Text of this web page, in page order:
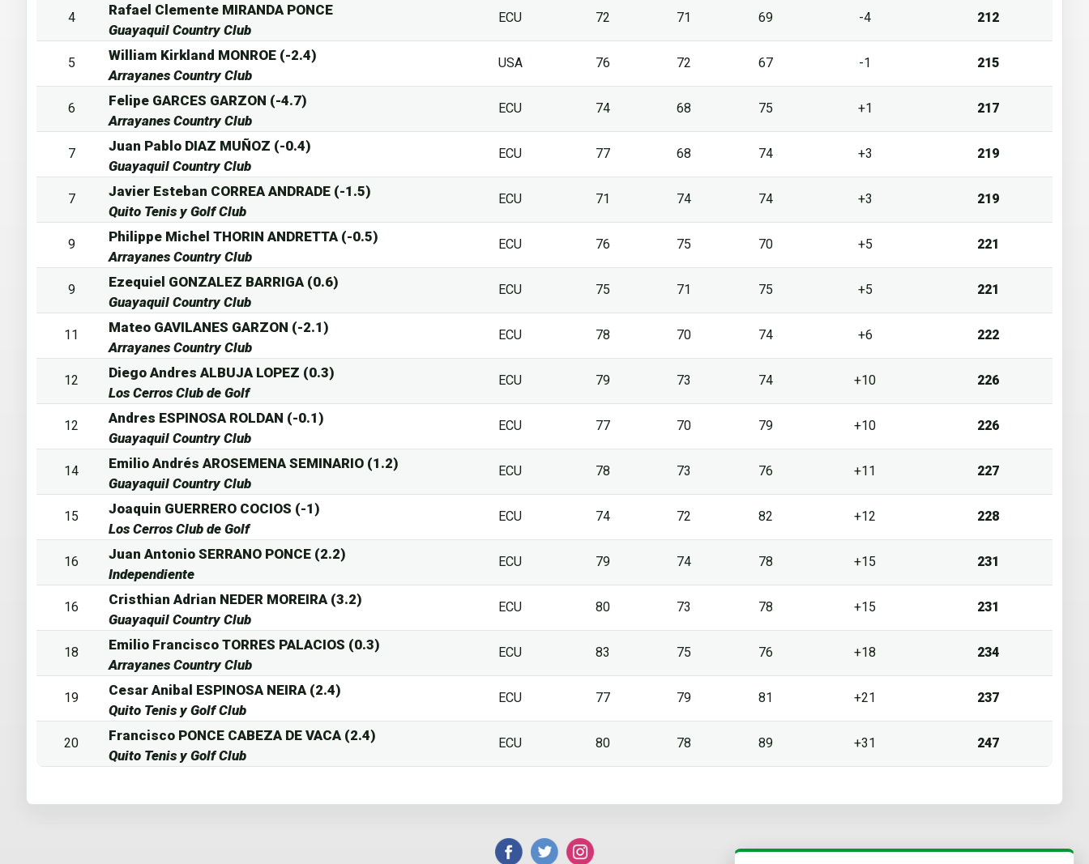
4
Rafael Clemente MIRANDA PONCE
Guayaquil Country Club
ECU 72 71 69 -4 212
5
William Kirkland MONROE (-2.4)
Arrayanes Country Club
USA 76 72 67 -1 215
6
Felipe GARCES GARZON (-4.7)
Arrayanes Country Club
ECU 74 68 75 +1 217
7
Juan Pablo DIAZ MUÑOZ (-0.4)
Guayaquil Country Club
ECU 77 68 74 +3 219
7
Javier Esteban CORREA ANDRADE (-1.5)
Quito Tenis y Golf Club
ECU 71 74 74 +3 219
9
Philippe Michel THORIN ANDRETTA (-0.5)
Arrayanes Country Club
ECU 76 75 70 +5 221
9
Ezequiel GONZALEZ BARRIGA (0.6)
Guayaquil Country Club
ECU 75 71 75 +5 221
11
Mateo GAVILANES GARZON (-2.1)
Arrayanes Country Club
ECU 78 70 74 +6 222
12
Diego Andres ALBUJA LOPEZ (0.3)
Los Cerros Club de Golf
ECU 79 73 74 +10 226
12
Andres ESPINOSA ROLDAN (-0.1)
Guayaquil Country Club
ECU 77 70 79 +10 226
14
Emilio Andrés AROSEMENA SEMINARIO (1.2)
Guayaquil Country Club
ECU 78 73 76 +11 227
15
Joaquin GUERRERO COCIOS (-1)
Los Cerros Club de Golf
ECU 74 72 82 +12 228
16
Juan Antonio SERRANO PONCE (2.2)
Independiente
ECU 79 74 78 +15 231
16
Cristhian Adrian NEDER MOREIRA (3.2)
Guayaquil Country Club
ECU 80 73 78 +15 231
18
Emilio Francisco TORRES PALACIOS (0.3)
Arrayanes Country Club
ECU 83 75 76 +18 234
19
Cesar Anibal ESPINOSA NEIRA (2.4)
Quito Tenis y Golf Club
ECU 77 79 81 +21 237
20
Francisco PONCE CABEZA DE VACA (2.4)
Quito Tenis y Golf Club
ECU 80 78 89 +31 247